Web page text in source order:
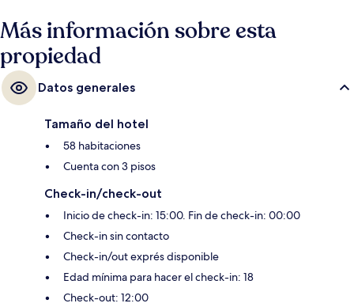
Más información sobre esta
propiedad
Datos generales
Tamaño del hotel
58 habitaciones
Cuenta con 3 pisos
Check-in/check-out
Inicio de check-in: 15:00. Fin de check-in: 00:00
Check-in sin contacto
Check-in/out exprés disponible
Edad mínima para hacer el check-in: 18
Check-out: 12:00